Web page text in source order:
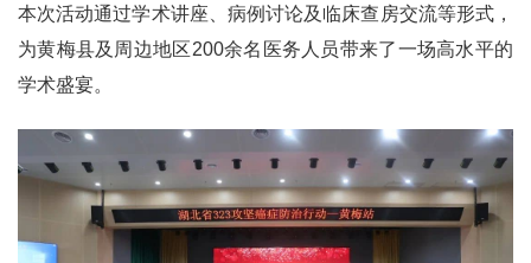
本次活动通过学术讲座、病例讨论及临床查房交流等形式，
为黄梅县及周边地区200余名医务人员带来了一场高水平的
学术盛宴。